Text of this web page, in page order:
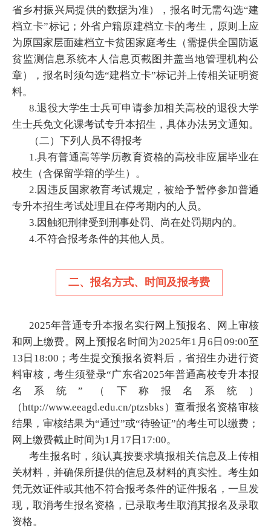
省乡村振兴局提供的数据为准），报名时无需勾选“建
档立卡”标记；外省户籍原建档立卡的考生，原则上应
为原国家层面建档立卡贫困家庭考生（需提供全国防返
贫监测信息系统本人信息页截图并盖当地管理机构公
章），报名时须勾选“建档立卡”标记并上传相关证明资
料。
8.退役大学生士兵可申请参加相关高校的退役大学
生士兵免文化课考试专升本招生，具体办法另文通知。
（二）下列人员不得报考
1.具有普通高等学历教育资格的高校非应届毕业在
校生（含保留学籍的学生）。
2.因违反国家教育考试规定，被给予暂停参加普通
专升本招生考试处理且在停考期内的人员。
3.因触犯刑律受到刑事处罚、尚在处罚期内的。
4.不符合报考条件的其他人员。
二、报名方式、时间及报考费
2025年普通专升本报名实行网上预报名、网上审核
和网上缴费。网上预报名时间为2025年1月6日09:00至
13日18:00；考生提交预报名资料后，省招生办进行资
料审核，考生须登录“广东省2025年普通高校专升本报
名系统”（下称报名系统）
（http://www.eeagd.edu.cn/ptzsbks）查看报名资格审核
结果，审核结果为“通过”或“待验证”的考生可以缴费；
网上缴费截止时间为1月17日17:00。
考生报名时，须认真按要求填报相关信息及上传相
关材料，并确保所提供的信息及材料的真实性。考生如
凭无效证件或其他不符合报考条件的证件报名，一旦发
现，取消考生报名资格，已录取考生取消其报名及录取
资格。